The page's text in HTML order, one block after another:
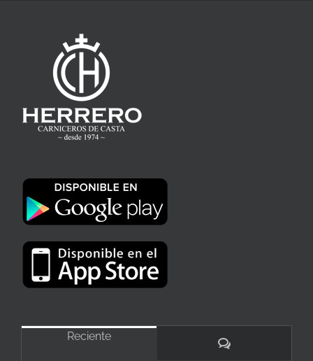
Reciente
Comentarios